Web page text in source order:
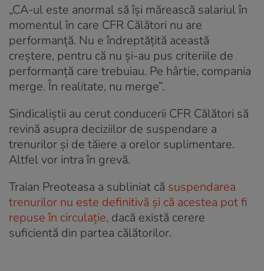
„CA-ul este anormal să își mărească salariul în
momentul în care CFR Călători nu are
performanță. Nu e îndreptățită această
creștere, pentru că nu și-au pus criteriile de
performanță care trebuiau. Pe hârtie, compania
merge. În realitate, nu merge”.
Sindicaliștii au cerut conducerii CFR Călători să
revină asupra deciziilor de suspendare a
trenurilor și de tăiere a orelor suplimentare.
Altfel vor intra în grevă.
Traian Preoteasa a subliniat că suspendarea
trenurilor nu este definitivă și că acestea pot fi
repuse în circulație, dacă există cerere
suficientă din partea călătorilor.